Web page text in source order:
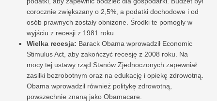
corocznie zwiększany o 2,5%, a podatki dochodowe i od
osób prawnych zostały obniżone. Środki te pomogły w
wyjściu z recesji z 1981 roku
Wielka recesja: Barack Obama wprowadził Economic
Stimulus Act, aby zakończyć recesję z 2008 roku. Na
mocy tej ustawy rząd Stanów Zjednoczonych zapewniał
zasiłki bezrobotnym oraz na edukację i opiekę zdrowotną.
Obama wprowadził również politykę zdrowotną,
powszechnie znaną jako Obamacare.